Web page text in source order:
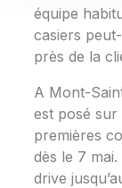
équipe
casiers
près de la
A Mont-
est posé sur
premières
dès le 7
drive